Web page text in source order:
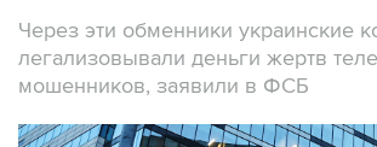
Через эти обменники украинские
легализовывали деньги жертв
мошенников, заявили в ФСБ